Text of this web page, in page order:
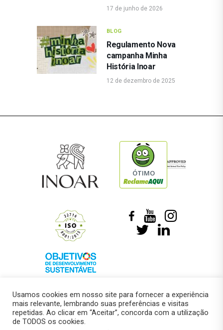
17 de junho de 2026
BLOG
Regulamento Nova
campanha Minha
História Inoar
12 de dezembro de 2025
ÓTIMO
Usamos cookies em nosso site para fornecer a experiência
mais relevante, lembrando suas preferências e visitas
repetidas. Ao clicar em “Aceitar”, concorda com a utilização
de TODOS os cookies.